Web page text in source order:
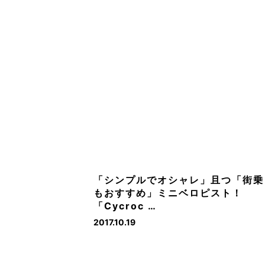
「シンプルでオシャレ」且つ「街
もおすすめ」ミニベロピスト！
「Cycroc …
2017.10.19